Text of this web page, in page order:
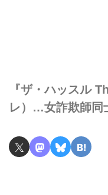
『ザ・ハッスル
レ）…女詐欺師同